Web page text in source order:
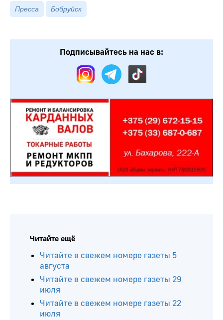
Пресса Бобруйск
Подписывайтесь на нас в:
Читайте ещё
Читайте в свежем номере газеты 5
августа
Читайте в свежем номере газеты 29
июля
Читайте в свежем номере газеты 22
июля